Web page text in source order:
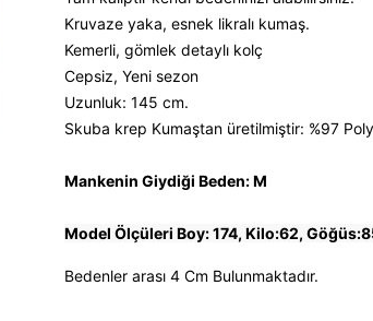
Kruvaze yaka, esnek likralı kumaş.
Kemerli, gömlek detaylı kolç
Cepsiz, Yeni sezon
Uzunluk: 145 cm.
Skuba krep Kumaştan üretilmiştir: %97
Mankenin Giydiği Beden: M
Model Ölçüleri Boy: 174, Kilo:62,
Bedenler arası 4 Cm Bulunmaktadır.